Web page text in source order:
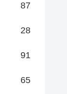
87
28
91
65